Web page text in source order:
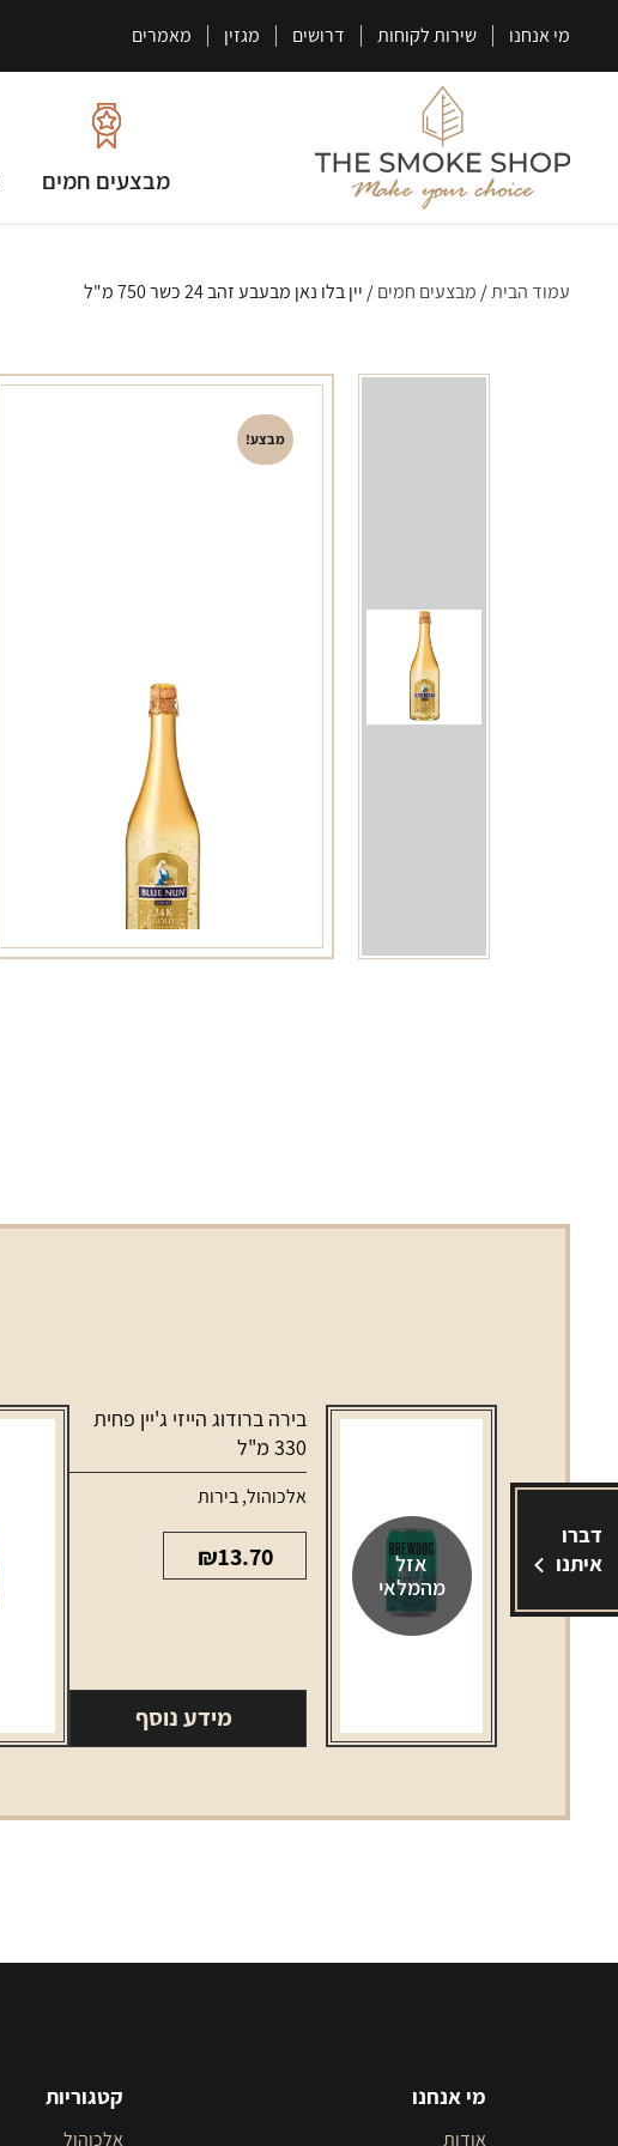
מי אנחנו שירות לקוחות דרושים מגזין מאמרים
מבצעים חמים
דברו
איתנו
עמוד הבית/ מבצעים חמים/ יין בלו נאן מבעבע זהב 24 כשר 750 מ"ל
מבצע!
אזל
מהמלאי
בירה ברודוג הייזי ג'יין פחית
330 מ"ל
אלכוהול,בירות
₪13.70
מידע נוסף
מי אנחנו
אודות
קטגוריות
אלכוהול